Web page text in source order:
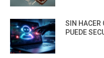
SIN HACER
PUEDE